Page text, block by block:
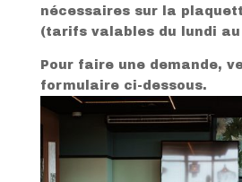
nécessaires sur la
(tarifs valables du lundi
Pour faire une demande,
formulaire ci-dessous.